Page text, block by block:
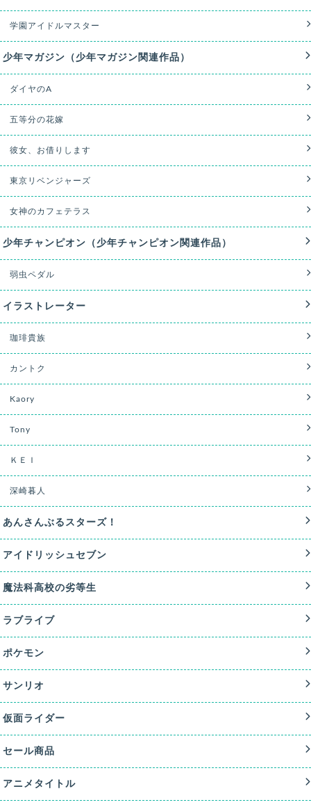
学園アイドルマスター
少年マガジン（少年マガジン関連作品）
ダイヤのA
五等分の花嫁
彼女、お借りします
東京リベンジャーズ
女神のカフェテラス
少年チャンピオン（少年チャンピオン関連作品）
弱虫ペダル
イラストレーター
珈琲貴族
カントク
Kaory
Tony
ＫＥＩ
深崎暮人
あんさんぶるスターズ！
アイドリッシュセブン
魔法科高校の劣等生
ラブライブ
ポケモン
サンリオ
仮面ライダー
セール商品
アニメタイトル